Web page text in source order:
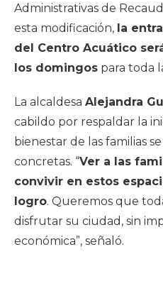
Administrativas de
esta modificación, la
del Centro Acuático
los domingos para toda
La alcaldesa Alejandra
cabildo por respaldar la
bienestar de las familias
concretas. “Ver a las
convivir en estos
logro. Queremos que
disfrutar su ciudad, sin
económica”, señaló.